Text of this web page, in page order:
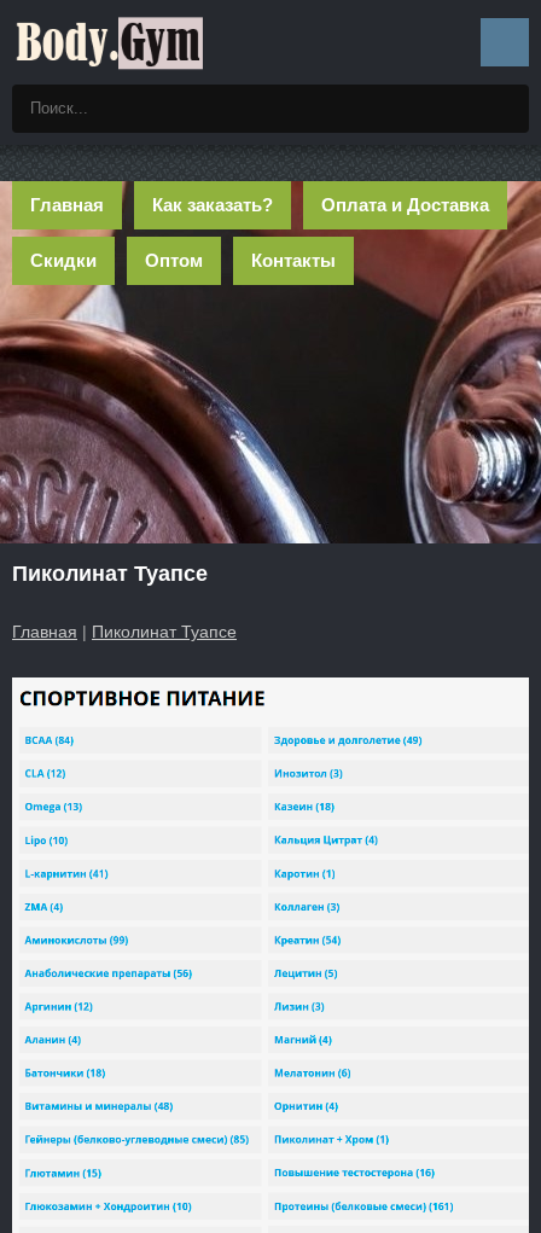
Главная Как заказать? Оплата и Доставка
Скидки Оптом Контакты
Пиколинат Туапсе
Главная | Пиколинат Туапсе